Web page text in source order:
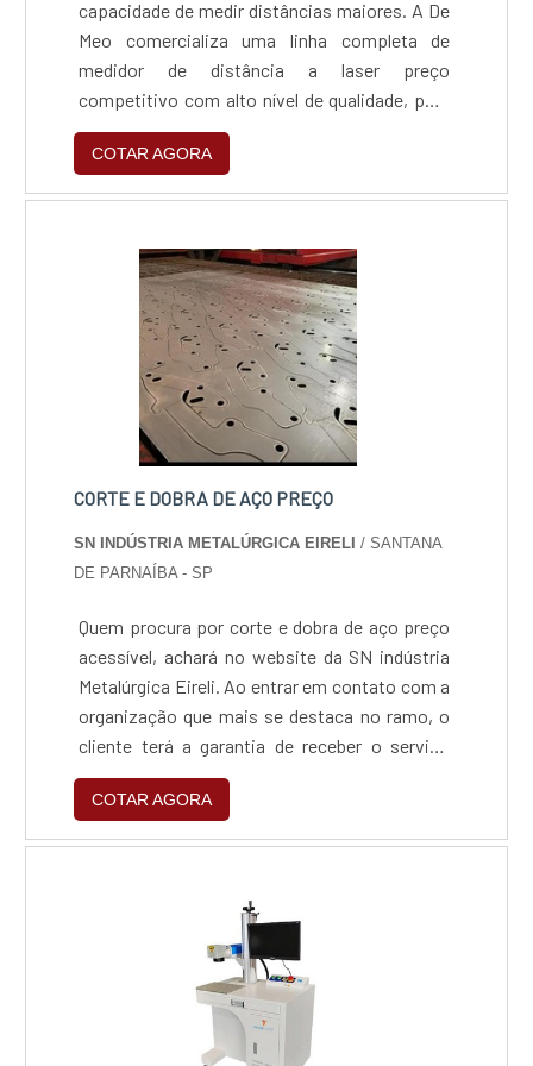
capacidade de medir distâncias maiores. A De
Meo comercializa uma linha completa de
medidor de distância a laser preço
competitivo com alto nível de qualidade, pois
trabalha com as melhores
fabricantes.Vantagens - Medição mais
precisa; - Aumento da produtividade; -
marcas comercializadas são: fluke, minipa,
bosh e stanley. Todos os modelos com
garantia!Solicite um orç....
COTAR AGORA
CORTE E DOBRA DE AÇO PREÇO
SN INDÚSTRIA METALÚRGICA EIRELI / SANTANA
DE PARNAÍBA - SP
Quem procura por corte e dobra de aço preço
acessível, achará no website da SN indústria
Metalúrgica Eireli. Ao entrar em contato com a
organização que mais se destaca no ramo, o
cliente terá a garantia de receber o serviço
adequado para cada necessidade, além de
contar com o suporte de uma equipe pronta
para sanar qualquer dúvida.Quando o tema é
assertividade e um design completo de
projetos, do planejamento ao
acabamento.ALGUNS DETALHES SOBRE
CORTE E DOBRA DE AÇO PREÇO ACESSÍVELA
SN indústria Metalúrgica Eireli foca sua
COTAR AGORA